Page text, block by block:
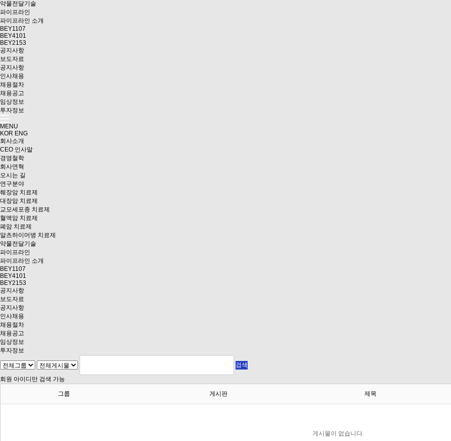
약물전달기술
파이프라인
파이프라인 소개
BEY1107
BEY4101
BEY2153
공지사항
보도자료
공지사항
인사채용
채용절차
채용공고
임상정보
투자정보
MENU
KOR ENG
회사소개
CEO 인사말
경영철학
회사연혁
오시는 길
연구분야
췌장암 치료제
대장암 치료제
교모세포종 치료제
혈액암 치료제
폐암 치료제
알츠하이머병 치료제
약물전달기술
파이프라인
파이프라인 소개
BEY1107
BEY4101
BEY2153
공지사항
보도자료
공지사항
인사채용
채용절차
채용공고
임상정보
투자정보
검색
회원 아이디만 검색 가능
그룹 게시판 제목
게시물이 없습니다.